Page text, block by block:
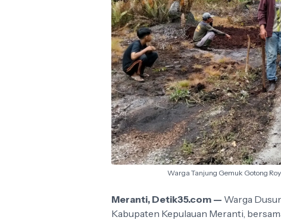
Warga Tanjung Gemuk Gotong
Meranti, Detik35.com — Warga
Kabupaten Kepulauan Meranti,